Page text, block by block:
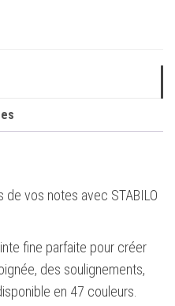
de vos notes avec STABILO
fine parfaite pour créer
des soulignements,
en 47 couleurs.